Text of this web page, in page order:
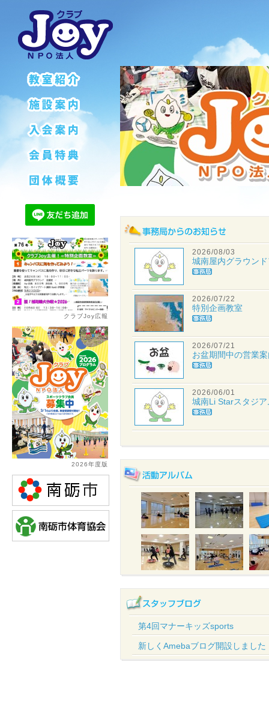
«
2026/08/03
城南屋内グラウン
2026/07/22
特別企画教室
2026/07/21
お盆期間中の営業
2026/06/01
城南Li Starスタジ
第4回マナーキッズsports
新しくAmebaブログ開設しました
クラブJoy広報
2026年度版